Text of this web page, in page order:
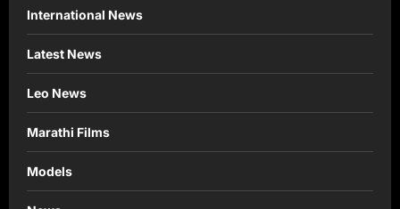
International News
Latest News
Leo News
Marathi Films
Models